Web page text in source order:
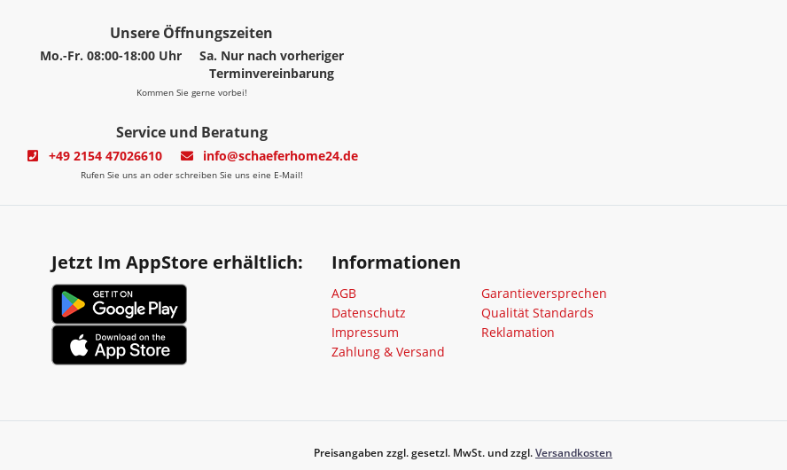
Unsere Öffnungszeiten
Mo.-Fr. 08:00-18:00 Uhr
Sa. Nur nach vorheriger
Terminvereinbarung
Kommen Sie gerne vorbei!
Service und Beratung
+49 2154 47026610 info@schaeferhome24.de
Rufen Sie uns an oder schreiben Sie uns eine E-Mail!
Jetzt Im AppStore erhältlich: Informationen
AGB
Datenschutz
Impressum
Zahlung & Versand
Garantieversprechen
Qualität Standards
Reklamation
Preisangaben zzgl. gesetzl. MwSt. und zzgl.Versandkosten